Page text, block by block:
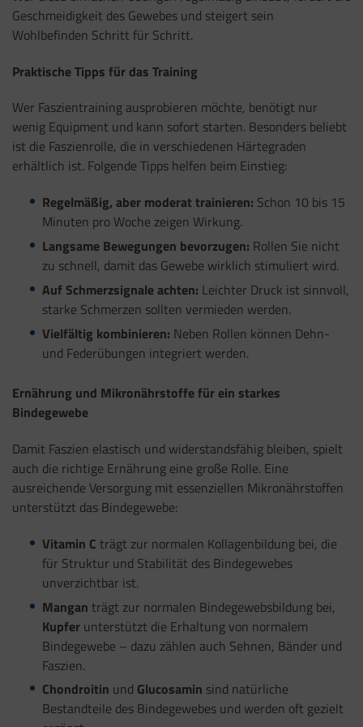
Geschmeidigkeit des Gewebes und steigert sein
Wohlbefinden Schritt für Schritt.
Praktische Tipps für das Training
Wer Faszientraining ausprobieren möchte, benötigt nur
wenig Equipment und kann sofort starten. Besonders beliebt
ist die Faszienrolle, die in verschiedenen Härtegraden
erhältlich ist. Folgende Tipps helfen beim Einstieg:
Regelmäßig, aber moderat trainieren: Schon 10 bis 15
Minuten pro Woche zeigen Wirkung.
Langsame Bewegungen bevorzugen: Rollen Sie nicht
zu schnell, damit das Gewebe wirklich stimuliert wird.
Auf Schmerzsignale achten: Leichter Druck ist sinnvoll,
starke Schmerzen sollten vermieden werden.
Vielfältig kombinieren: Neben Rollen können Dehn-
und Federübungen integriert werden.
Ernährung und Mikronährstoffe für ein starkes
Bindegewebe
Damit Faszien elastisch und widerstandsfähig bleiben, spielt
auch die richtige Ernährung eine große Rolle. Eine
ausreichende Versorgung mit essenziellen Mikronährstoffen
unterstützt das Bindegewebe:
Vitamin C trägt zur normalen Kollagenbildung bei, die
für Struktur und Stabilität des Bindegewebes
unverzichtbar ist.
Mangan trägt zur normalen Bindegewebsbildung bei,
Kupferunterstützt die Erhaltung von normalem
Bindegewebe – dazu zählen auch Sehnen, Bänder und
Faszien.
Chondroitin und Glucosamin sind natürliche
Bestandteile des Bindegewebes und werden oft gezielt